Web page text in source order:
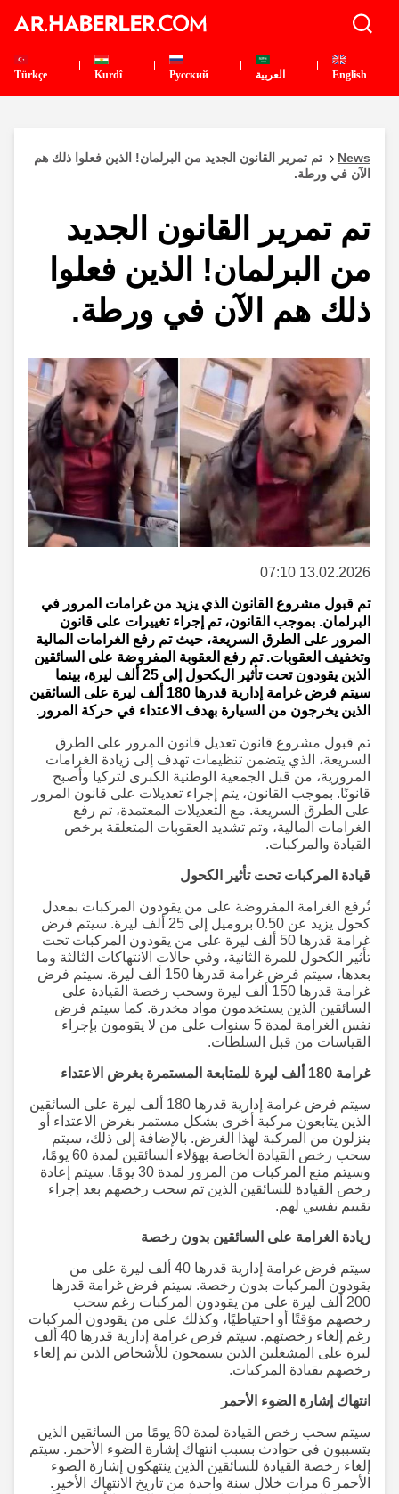
English العربية Pусский
Kurdî
Türkçe
News
تم تمرير القانون الجديد من البرلمان! الذين فعلوا ذلك هم
الآن في ورطة.
تم تمرير القانون الجديد
من البرلمان! الذين فعلوا
ذلك هم الآن في ورطة.
13.02.2026 07:10
تم قبول مشروع القانون الذي يزيد من غرامات المرور في
البرلمان. بموجب القانون، تم إجراء تغييرات على قانون
المرور على الطرق السريعة، حيث تم رفع الغرامات المالية
وتخفيف العقوبات. تم رفع العقوبة المفروضة على السائقين
الذين يقودون تحت تأثير الكحول إلى 25 ألف ليرة، بينما
سيتم فرض غرامة إدارية قدرها 180 ألف ليرة على السائقين
الذين يخرجون من السيارة بهدف الاعتداء في حركة المرور.
تم قبول مشروع قانون تعديل قانون المرور على الطرق
السريعة، الذي يتضمن تنظيمات تهدف إلى زيادة الغرامات
المرورية، من قبل الجمعية الوطنية الكبرى لتركيا وأصبح
قانونًا. بموجب القانون، يتم إجراء تعديلات على قانون المرور
على الطرق السريعة. مع التعديلات المعتمدة، تم رفع
الغرامات المالية، وتم تشديد العقوبات المتعلقة برخص
القيادة والمركبات.
قيادة المركبات تحت تأثير الكحول
تُرفع الغرامة المفروضة على من يقودون المركبات بمعدل
كحول يزيد عن 0.50 بروميل إلى 25 ألف ليرة. سيتم فرض
غرامة قدرها 50 ألف ليرة على من يقودون المركبات تحت
تأثير الكحول للمرة الثانية، وفي حالات الانتهاكات الثالثة وما
بعدها، سيتم فرض غرامة قدرها 150 ألف ليرة. سيتم فرض
غرامة قدرها 150 ألف ليرة وسحب رخصة القيادة على
السائقين الذين يستخدمون مواد مخدرة. كما سيتم فرض
نفس الغرامة لمدة 5 سنوات على من لا يقومون بإجراء
القياسات من قبل السلطات.
غرامة 180 ألف ليرة للمتابعة المستمرة بغرض الاعتداء
سيتم فرض غرامة إدارية قدرها 180 ألف ليرة على السائقين
الذين يتابعون مركبة أخرى بشكل مستمر بغرض الاعتداء أو
ينزلون من المركبة لهذا الغرض. بالإضافة إلى ذلك، سيتم
سحب رخص القيادة الخاصة بهؤلاء السائقين لمدة 60 يومًا،
وسيتم منع المركبات من المرور لمدة 30 يومًا. سيتم إعادة
رخص القيادة للسائقين الذين تم سحب رخصهم بعد إجراء
تقييم نفسي لهم.
زيادة الغرامة على السائقين بدون رخصة
سيتم فرض غرامة إدارية قدرها 40 ألف ليرة على من
يقودون المركبات بدون رخصة. سيتم فرض غرامة قدرها
200 ألف ليرة على من يقودون المركبات رغم سحب
رخصهم مؤقتًا أو احتياطيًا، وكذلك على من يقودون المركبات
رغم إلغاء رخصتهم. سيتم فرض غرامة إدارية قدرها 40 ألف
ليرة على المشغلين الذين يسمحون للأشخاص الذين تم إلغاء
رخصهم بقيادة المركبات.
انتهاك إشارة الضوء الأحمر
سيتم سحب رخص القيادة لمدة 60 يومًا من السائقين الذين
يتسببون في حوادث بسبب انتهاك إشارة الضوء الأحمر. سيتم
إلغاء رخصة القيادة للسائقين الذين ينتهكون إشارة الضوء
الأحمر 6 مرات خلال سنة واحدة من تاريخ الانتهاك الأخير.